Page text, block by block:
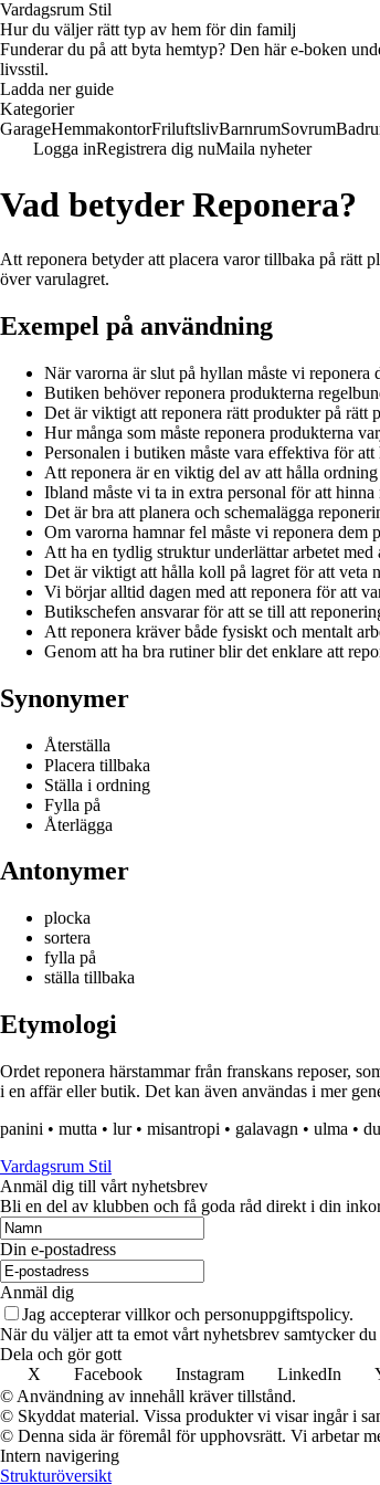
Vardagsrum Stil
Hur du väljer rätt typ av hem för din familj
Funderar du på att byta hemtyp? Den här e-boken
livsstil.
Ladda ner guide
Kategorier
GarageHemmakontorFriluftslivBarnrumSovrum
Logga inRegistrera dig nuMaila nyheter
Vad betyder Reponera?
Att reponera betyder att placera varor tillbaka på rätt
över varulagret.
Exempel på användning
När varorna är slut på hyllan måste vi reponera
Butiken behöver reponera produkterna
Det är viktigt att reponera rätt produkter på rätt
Hur många som måste reponera produkterna
Personalen i butiken måste vara effektiva för
Att reponera är en viktig del av att hålla
Ibland måste vi ta in extra personal för att hinna
Det är bra att planera och schemalägga
Om varorna hamnar fel måste vi reponera dem
Att ha en tydlig struktur underlättar arbetet med
Det är viktigt att hålla koll på lagret för att veta
Vi börjar alltid dagen med att reponera för att
Butikschefen ansvarar för att se till att
Att reponera kräver både fysiskt och mentalt
Genom att ha bra rutiner blir det enklare att
Synonymer
Återställa
Placera tillbaka
Ställa i ordning
Fylla på
Återlägga
Antonymer
plocka
sortera
fylla på
ställa tillbaka
Etymologi
Ordet reponera härstammar från franskans reposer,
i en affär eller butik. Det kan även användas i mer
panini • mutta • lur• misantropi • galavagn • ulma •
Vardagsrum Stil
Anmäl dig till vårt nyhetsbrev
Bli en del av klubben och få goda råd direkt i din
Din e-postadress
Anmäl dig
Jag accepterar villkor och personuppgiftspolicy.
När du väljer att ta emot vårt nyhetsbrev samtycker
Dela och gör gott
X
Facebook Instagram LinkedIn
© Användning av innehåll kräver tillstånd.
© Skyddat material. Vissa produkter vi visar ingår i
© Denna sida är föremål för upphovsrätt. Vi arbetar
Intern navigering
Strukturöversikt